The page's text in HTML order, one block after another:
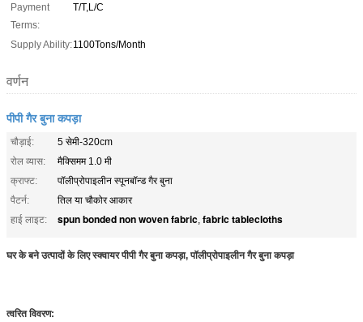
Payment
Terms:
T/T,L/C
Supply Ability:1100Tons/Month
वर्णन
पीपी गैर बुना कपड़ा
चौड़ाई:
5 सेमी-320cm
रोल व्यास:
मैक्सिमम 1.0 मी
क्राफ्ट:
पॉलीप्रोपाइलीन स्पूनबॉन्ड गैर बुना
पैटर्न:
तिल या चौकोर आकार
हाई लाइट:
spun bonded non woven fabric, fabric tablecloths
घर के बने उत्पादों के लिए स्क्वायर पीपी गैर बुना कपड़ा, पॉलीप्रोपाइलीन गैर बुना कपड़ा
त्वरित विवरण: